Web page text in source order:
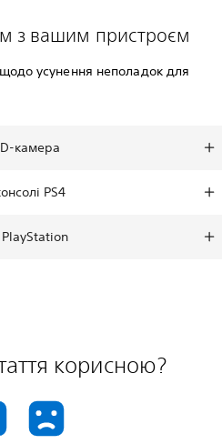
з вашим пристроєм
усунення неполадок для
камера
PS4
корисною?